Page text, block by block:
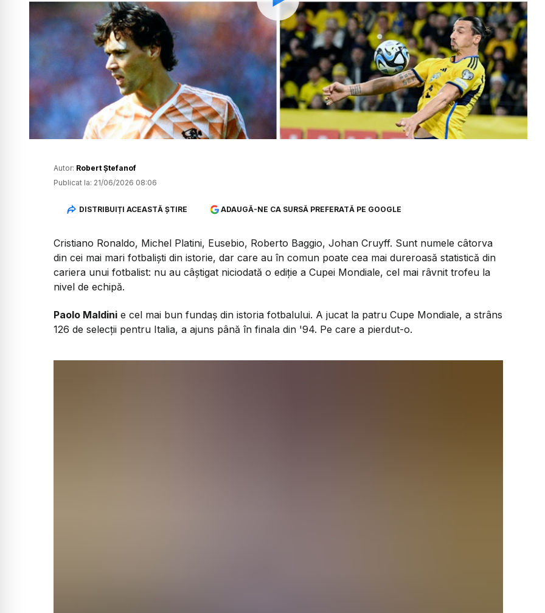
Watch
Autor: Robert Ștefanof
Publicat la: 21/06/2026 08:06
DISTRIBUIȚI ACEASTĂ ȘTIRE ADAUGĂ-NE CA SURSĂ PREFERATĂ PE GOOGLE
Cristiano Ronaldo, Michel Platini, Eusebio, Roberto Baggio, Johan Cruyff. Sunt numele câtorva
din cei mai mari fotbaliști din istorie, dar care au în comun poate cea mai dureroasă statistică din
cariera unui fotbalist: nu au câștigat niciodată o ediție a Cupei Mondiale, cel mai râvnit trofeu la
nivel de echipă.
Paolo Maldini e cel mai bun fundaș din istoria fotbalului. A jucat la patru Cupe Mondiale, a strâns
126 de selecții pentru Italia, a ajuns până în finala din '94. Pe care a pierdut-o.